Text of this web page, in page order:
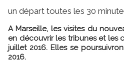
un départ toutes les 30
A Marseille, les visites du
en découvrir les tribunes et les
juillet 2016. Elles se
2016.